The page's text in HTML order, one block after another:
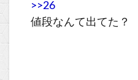
>>26
値段なんて出てた？